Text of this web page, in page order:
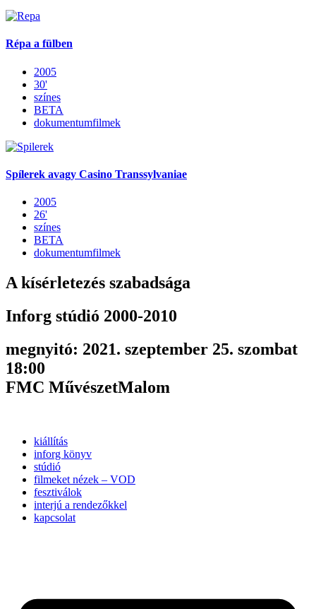
Répa a fülben
2005
30'
színes
BETA
dokumentumfilmek
Spílerek avagy Casino Transsylvaniae
2005
26'
színes
BETA
dokumentumfilmek
A kísérletezés szabadsága
Inforg stúdió 2000-2010
megnyitó: 2021. szeptember 25. szombat
18:00
FMC MűvészetMalom
kiállítás
inforg könyv
stúdió
filmeket nézek – VOD
fesztiválok
interjú a rendezőkkel
kapcsolat